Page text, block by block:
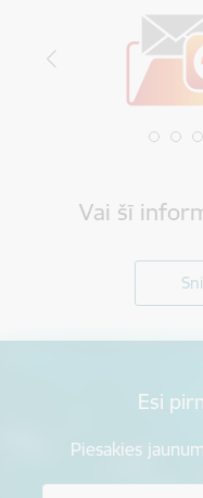
Vai šī
Esi
Piesakies